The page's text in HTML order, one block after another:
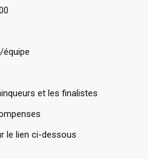
équipe
et les finalistes
le lien ci-dessous